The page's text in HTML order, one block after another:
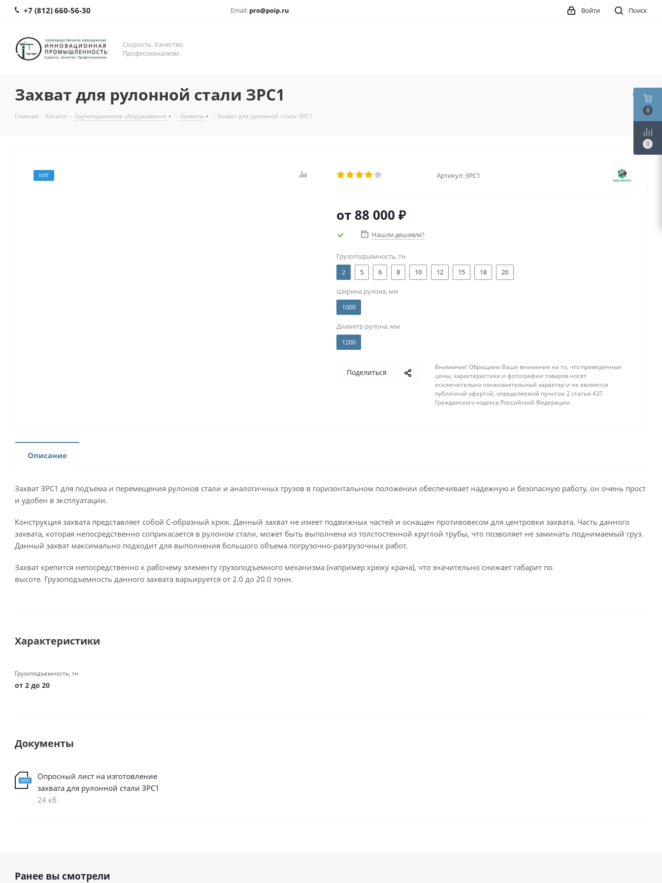
+7 (812) 660-56-30 Email: pro@poip.ru Поиск
Войти
Скорость. Качество.
Профессионализм.
Захват для рулонной стали ЗРС1
Главная - Каталог - Грузоподъемное оборудование - Захваты - Захват для рулонной стали ЗРС1
ХИТ Артикул:ЗРС1
от 88 000 ₽
Нашли дешевле?
Грузоподъемность, тн
2
5 6 8 10 12 15 18 20
Ширина рулона, мм
1000
Диаметр рулона, мм
1200
Поделиться
Внимание! Обращаем Ваше внимание на то, что приведенные
цены, характеристики и фотографии товаров носят
исключительно ознакомительный характер и не являются
публичной офертой, определяемой пунктом 2 статьи 437
Гражданского кодекса Российской Федерации.
Описание
Захват ЗРС1 для подъема и перемещения рулонов стали и аналогичных грузов в горизонтальном положении обеспечивает надежную и безопасную работу, он очень прост
и удобен в эксплуатации.
Конструкция захвата представляет собой С-образный крюк. Данный захват не имеет подвижных частей и оснащен противовесом для центровки захвата. Часть данного
захвата, которая непосредственно соприкасается в рулоном стали, может быть выполнена из толстостенной круглой трубы, что позволяет не заминать поднимаемый груз.
Данный захват максимально подходит для выполнения большого объема погрузочно-разгрузочных работ.
Захват крепится непосредственно к рабочему элементу грузоподъемного механизма (например крюку крана), что значительно снижает габарит по
высоте. Грузоподъемность данного захвата варьируется от 2.0 до 20.0 тонн.
Характеристики
Грузоподъемность, тн
от 2 до 20
Документы
Опросный лист на изготовление
захвата для рулонной стали ЗРС1
24 кб
Ранее вы смотрели
0
0